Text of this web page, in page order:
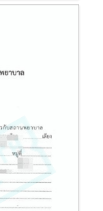
พยาบาล
บาล